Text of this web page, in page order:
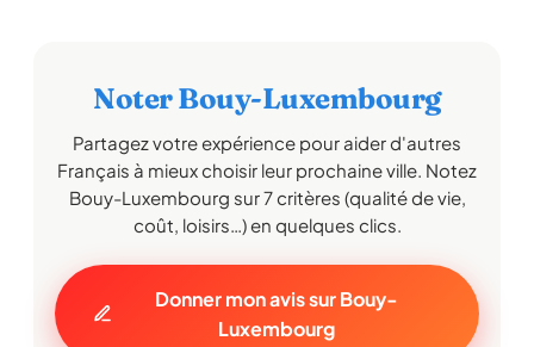
Noter Bouy-Luxembourg
Partagez votre expérience pour aider d'autres
Français à mieux choisir leur prochaine ville. Notez
Bouy-Luxembourg sur 7 critères (qualité de vie,
coût, loisirs…) en quelques clics.
Donner mon avis sur Bouy-
Luxembourg